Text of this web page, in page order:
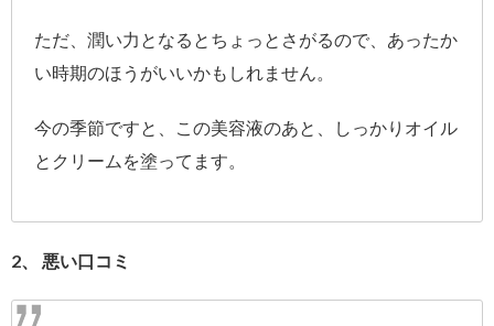
ただ、潤い力となるとちょっとさがるので、あったか
い時期のほうがいいかもしれません。
今の季節ですと、この美容液のあと、しっかりオイル
とクリームを塗ってます。
2、 悪い口コミ